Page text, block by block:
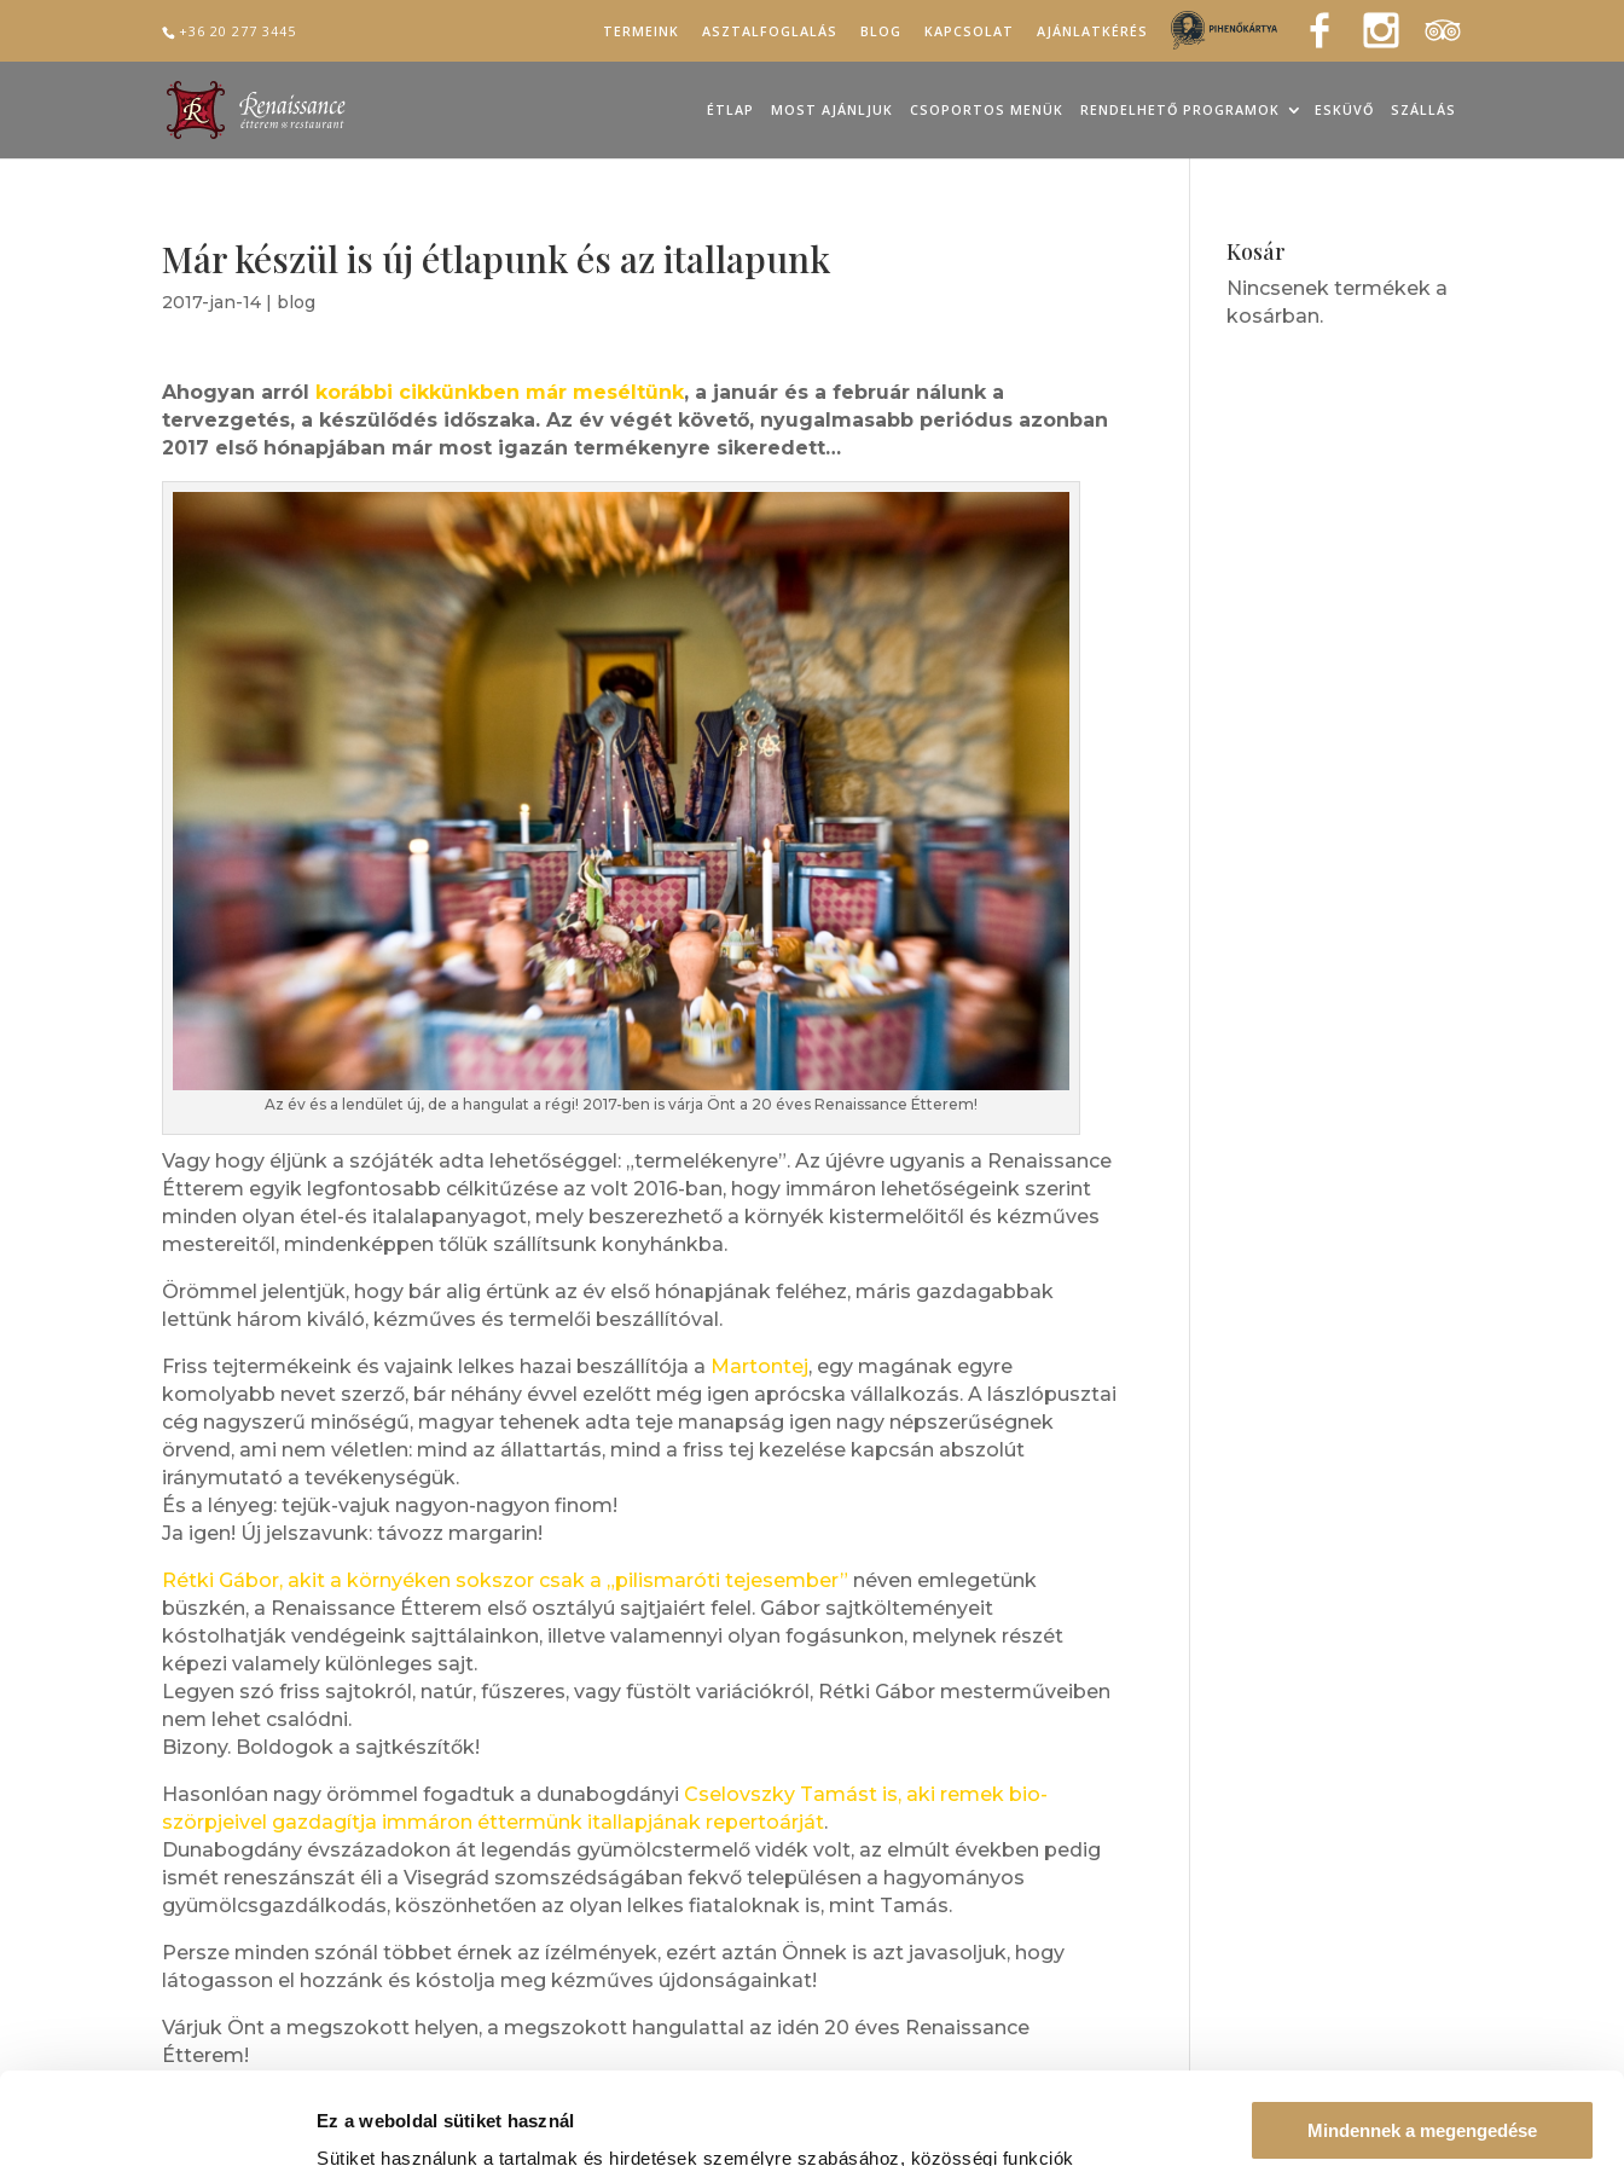
Ez a weboldal sütiket használ
Sütiket használunk a tartalmak és hirdetések személyre szabásához, közösségi funkciók
Mindennek a megengedése
+36 20 277 3445 TERMEINK ASZTALFOGLALÁS BLOG KAPCSOLAT AJÁNLATKÉRÉS
ÉTLAP MOST AJÁNLJUK CSOPORTOS MENÜK RENDELHETŐ PROGRAMOK ESKÜVŐ SZÁLLÁS
Már készül is új étlapunk és az itallapunk
2017-jan-14 | blog
Ahogyan arról korábbi cikkünkben már meséltünk, a január és a február nálunk a
tervezgetés, a készülődés időszaka. Az év végét követő, nyugalmasabb periódus azonban
2017 első hónapjában már most igazán termékenyre sikeredett…
Az év és a lendület új, de a hangulat a régi! 2017-ben is várja Önt a 20 éves Renaissance Étterem!
Vagy hogy éljünk a szójáték adta lehetőséggel: „termelékenyre”. Az újévre ugyanis a Renaissance
Étterem egyik legfontosabb célkitűzése az volt 2016-ban, hogy immáron lehetőségeink szerint
minden olyan étel-és italalapanyagot, mely beszerezhető a környék kistermelőitől és kézműves
mestereitől, mindenképpen tőlük szállítsunk konyhánkba.
Örömmel jelentjük, hogy bár alig értünk az év első hónapjának feléhez, máris gazdagabbak
lettünk három kiváló, kézműves és termelői beszállítóval.
Friss tejtermékeink és vajaink lelkes hazai beszállítója a Martontej, egy magának egyre
komolyabb nevet szerző, bár néhány évvel ezelőtt még igen aprócska vállalkozás. A lászlópusztai
cég nagyszerű minőségű, magyar tehenek adta teje manapság igen nagy népszerűségnek
örvend, ami nem véletlen: mind az állattartás, mind a friss tej kezelése kapcsán abszolút
iránymutató a tevékenységük.
És a lényeg: tejük-vajuk nagyon-nagyon finom!
Ja igen! Új jelszavunk: távozz margarin!
Rétki Gábor, akit a környéken sokszor csak a „pilismaróti tejesember” néven emlegetünk
büszkén, a Renaissance Étterem első osztályú sajtjaiért felel. Gábor sajtkölteményeit
kóstolhatják vendégeink sajttálainkon, illetve valamennyi olyan fogásunkon, melynek részét
képezi valamely különleges sajt.
Legyen szó friss sajtokról, natúr, fűszeres, vagy füstölt variációkról, Rétki Gábor mesterműveiben
nem lehet csalódni.
Bizony. Boldogok a sajtkészítők!
Hasonlóan nagy örömmel fogadtuk a dunabogdányi Cselovszky Tamást is, aki remek bio-
szörpjeivel gazdagítja immáron éttermünk itallapjának repertoárját.
Dunabogdány évszázadokon át legendás gyümölcstermelő vidék volt, az elmúlt években pedig
ismét reneszánszát éli a Visegrád szomszédságában fekvő településen a hagyományos
gyümölcsgazdálkodás, köszönhetően az olyan lelkes fiataloknak is, mint Tamás.
Persze minden szónál többet érnek az ízélmények, ezért aztán Önnek is azt javasoljuk, hogy
látogasson el hozzánk és kóstolja meg kézműves újdonságainkat!
Várjuk Önt a megszokott helyen, a megszokott hangulattal az idén 20 éves Renaissance
Étterem!
Ne maradjon le Visegrád legnépszerűbb éttermének újdonságairól – Kövessen bennünket a
Kosár
Nincsenek termékek a
kosárban.